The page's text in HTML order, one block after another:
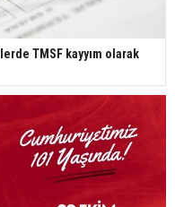
TMSF kayyım olarak